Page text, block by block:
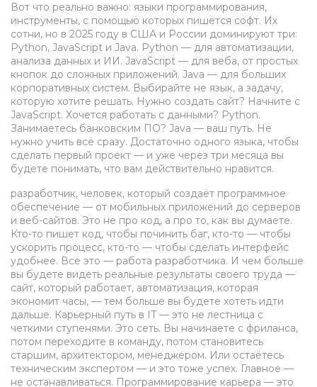
Вот что реально важно: языки программирования,
инструменты, с помощью которых пишется софт. Их
сотни, но в 2025 году в США и России доминируют три:
Python, JavaScript и Java. Python — для автоматизации,
анализа данных и ИИ. JavaScript — для веба, от простых
кнопок до сложных приложений. Java — для больших
корпоративных систем. Выбирайте не язык, а задачу,
которую хотите решать. Нужно создать сайт? Начните с
JavaScript. Хочется работать с данными? Python.
Занимаетесь банковским ПО? Java — ваш путь. Не
нужно учить всё сразу. Достаточно одного языка, чтобы
сделать первый проект — и уже через три месяца вы
будете понимать, что вам действительно нравится.
разработчик, человек, который создаёт программное
обеспечение — от мобильных приложений до серверов
и веб-сайтов. Это не про код, а про то, как вы думаете.
Кто-то пишет код, чтобы починить баг, кто-то — чтобы
ускорить процесс, кто-то — чтобы сделать интерфейс
удобнее. Всё это — работа разработчика. И чем больше
вы будете видеть реальные результаты своего труда —
сайт, который работает, автоматизация, которая
экономит часы, — тем больше вы будете хотеть идти
дальше. Карьерный путь в IT — это не лестница с
четкими ступенями. Это сеть. Вы начинаете с фриланса,
потом переходите в команду, потом становитесь
старшим, архитектором, менеджером. Или остаётесь
техническим экспертом — и это тоже успех. Главное —
не останавливаться. Программирование карьера — это